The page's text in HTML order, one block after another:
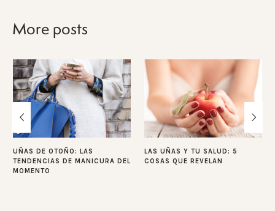
More posts
UÑAS DE OTOÑO: LAS
TENDENCIAS DE MANICURA DEL
MOMENTO
LAS UÑAS Y TU SALUD: 5
COSAS QUE REVELAN